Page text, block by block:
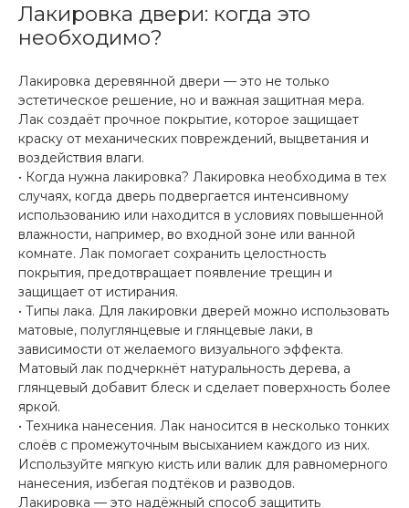
Лакировка двери: когда это
необходимо?
Лакировка деревянной двери — это не только
эстетическое решение, но и важная защитная мера.
Лак создаёт прочное покрытие, которое защищает
краску от механических повреждений, выцветания и
воздействия влаги.
• Когда нужна лакировка? Лакировка необходима в тех
случаях, когда дверь подвергается интенсивному
использованию или находится в условиях повышенной
влажности, например, во входной зоне или ванной
комнате. Лак помогает сохранить целостность
покрытия, предотвращает появление трещин и
защищает от истирания.
• Типы лака. Для лакировки дверей можно использовать
матовые, полуглянцевые и глянцевые лаки, в
зависимости от желаемого визуального эффекта.
Матовый лак подчеркнёт натуральность дерева, а
глянцевый добавит блеск и сделает поверхность более
яркой.
• Техника нанесения. Лак наносится в несколько тонких
слоёв с промежуточным высыханием каждого из них.
Используйте мягкую кисть или валик для равномерного
нанесения, избегая подтёков и разводов.
Лакировка — это надёжный способ защитить